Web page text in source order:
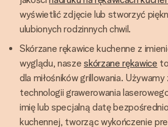
wyświetlić zdjęcie lub stworzyć
ulubionych rodzinnych chwil.
Skórzane rękawice kuchenne z
wyglądu, naszeskórzane rękawice
dla miłośników grillowania.
technologii grawerowania
imię lub specjalną datę
kuchennej, tworząc wykończenie